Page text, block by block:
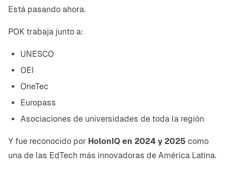
Está pasando ahora.
POK trabaja junto a:
UNESCO
OEI
OneTec
Europass
Asociaciones de universidades de toda la región
Y fue reconocido por HolonIQ en 2024 y 2025 como
una de las EdTech más innovadoras de América Latina.